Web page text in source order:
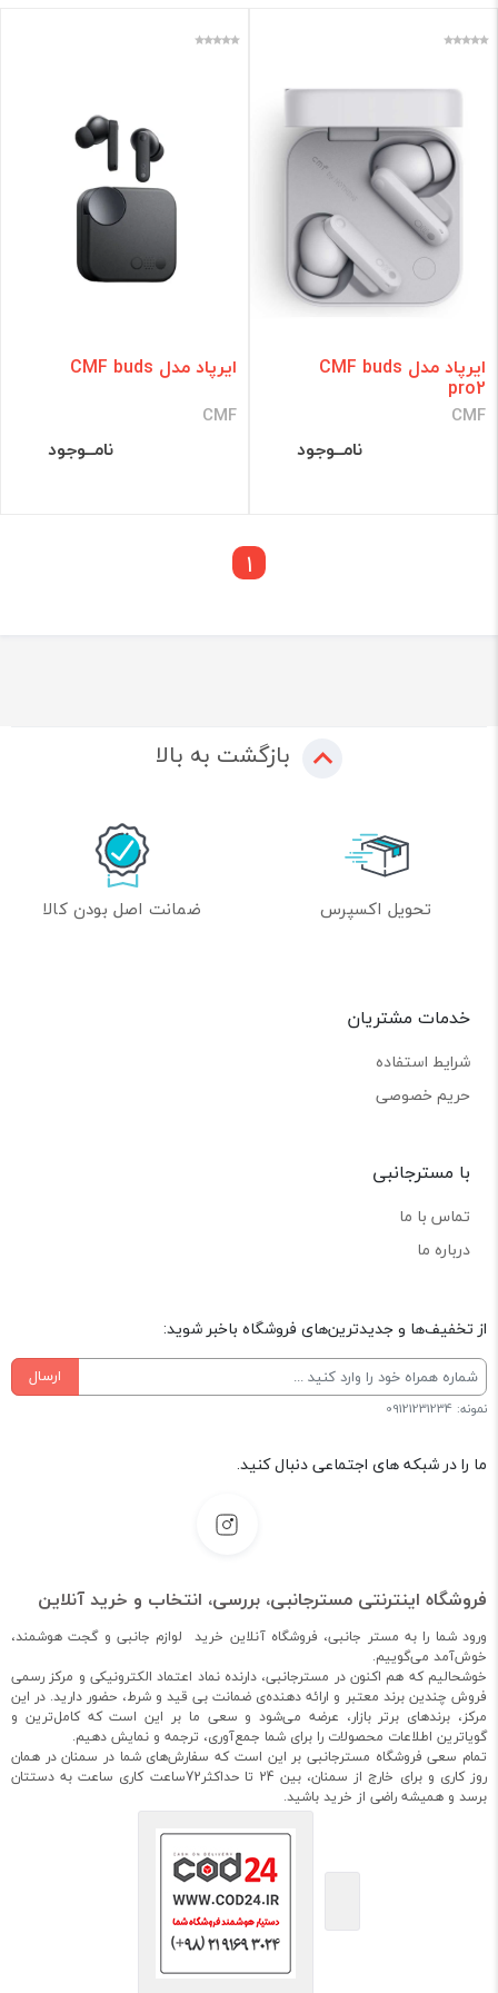
قیمت: 0 - 10,229,343 تومان
فیلتر
ایرپاد مدل CMF buds
pro2
CMF
نامــوجود
ایرپاد مدل CMF buds
CMF
نامــوجود
1
بازگشت به بالا
تحویل اکسپرس ضمانت اصل بودن کالا
خدمات مشتریان
شرایط استفاده
حریم خصوصی
با مسترجانبی
تماس با ما
درباره ما
از تخفیف‌ها و جدیدترین‌های فروشگاه باخبر شوید:
ارسال
نمونه: 09121231234
ما را در شبکه های اجتماعی دنبال کنید.
فروشگاه اینترنتی مسترجانبی، بررسی، انتخاب و خرید آنلاین
ورود شما را به مستر جانبی، فروشگاه آنلاین خرید لوازم جانبی و گجت هوشمند،
خوش‌آمد می‌گوییم.
خوشحالیم که هم اکنون در مسترجانبی، دارنده نماد اعتماد الکترونیکی و مرکز رسمی
فروش چندین برند معتبر و ارائه دهنده‌ی ضمانت بی قید و شرط، حضور دارید. در این
مرکز، برندهای برتر بازار، عرضه می‌شود و سعی ما بر این است که کامل‌ترین و
گویاترین اطلاعات محصولات را برای شما جمع‌آوری، ترجمه و نمایش دهیم.
تمام سعی فروشگاه مسترجانبی بر این است که سفارش‌های شما در سمنان در همان
روز کاری و برای خارج از سمنان، بین 24 تا حداکثر72ساعت کاری ساعت به دستتان
برسد و همیشه راضی از خرید باشید.